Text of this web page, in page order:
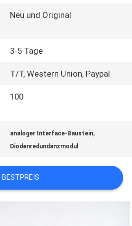
Neu und Original
3-5 Tage
T/T, Western Union, Paypal
100
analoger Interface-Baustein,
Diodenredundanzmodul
BESTPREIS